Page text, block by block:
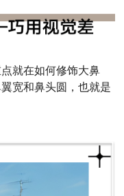
就在如何修饰大鼻
宽和鼻头圆，也就是